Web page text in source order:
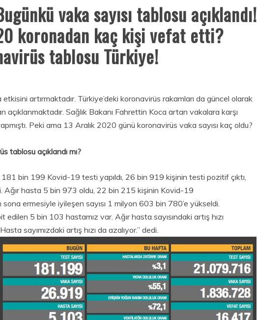
vaka sayısı tablosu açıklandı!
koronadan kaç kişi vefat etti?
tablosu Türkiye!
artırmaktadır. Türkiye’deki koronavirüs rakamları da güncel olarak
açıklanmaktadır. Sağlık Bakanı Fahrettin Koca artan vakalara karşı
Peki ama 13 Aralık 2020 günü koronavirüs vaka sayısı kaç oldu?
tablosu açıklandı mı?
bin 199 Kovid-19 testi yapıldı, 26 bin 919 kişinin testi pozitif çıktı,
Ağır hasta 5 bin 973 oldu, 22 bin 215 kişinin Kovid-19
ermesiyle iyileşen sayısı 1 milyon 603 bin 780’e yükseldi.
edilen 5 bin 103 hastamız var. Ağır hasta sayısındaki artış hızı
sayımızdaki artış hızı da azalıyor.” dedi.